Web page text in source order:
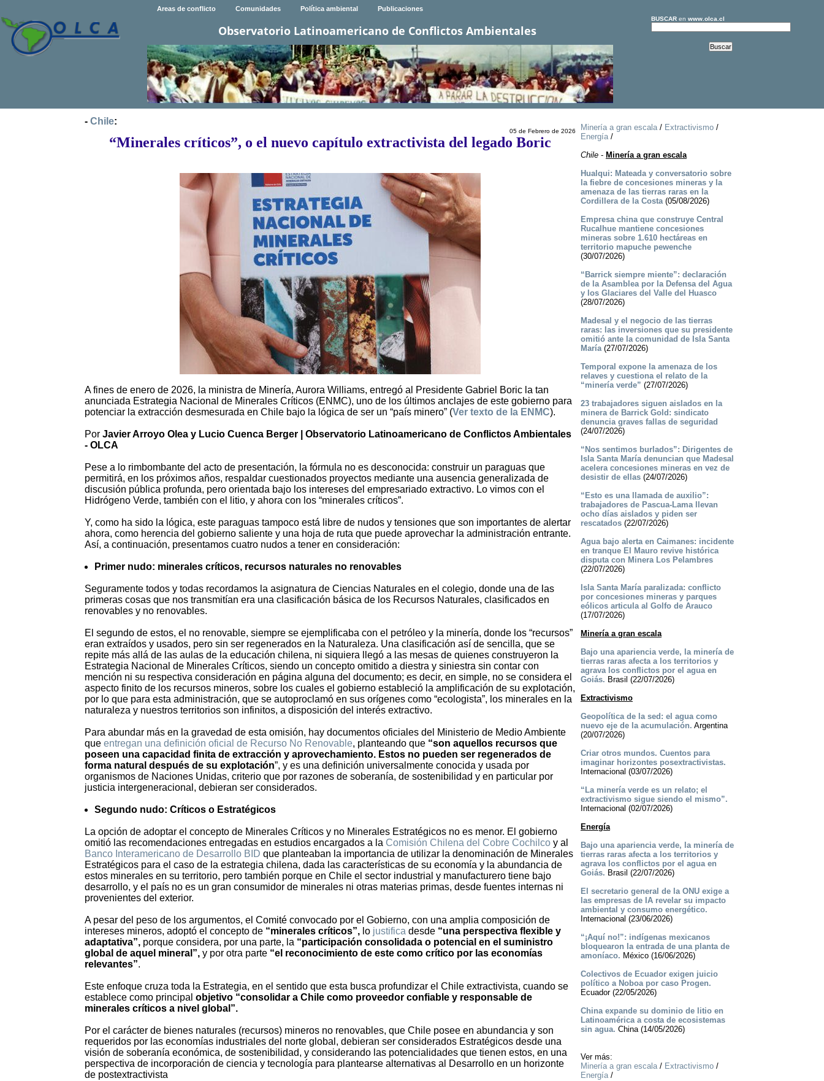
Areas de conflicto Comunidades Política ambiental Publicaciones
Observatorio Latinoamericano de Conflictos Ambientales
BUSCARen www.olca.cl
- Chile:
05 de Febrero de 2026
“Minerales críticos”, o el nuevo capítulo extractivista del legado Boric
A fines de enero de 2026, la ministra de Minería, Aurora Williams, entregó al Presidente Gabriel Boric la tan
anunciada Estrategia Nacional de Minerales Críticos (ENMC), uno de los últimos anclajes de este gobierno para
potenciar la extracción desmesurada en Chile bajo la lógica de ser un “país minero” (Ver texto de la ENMC).
Por Javier Arroyo Olea y Lucio Cuenca Berger | Observatorio Latinoamericano de Conflictos Ambientales
- OLCA
Pese a lo rimbombante del acto de presentación, la fórmula no es desconocida: construir un paraguas que
permitirá, en los próximos años, respaldar cuestionados proyectos mediante una ausencia generalizada de
discusión pública profunda, pero orientada bajo los intereses del empresariado extractivo. Lo vimos con el
Hidrógeno Verde, también con el litio, y ahora con los “minerales críticos”.
Y, como ha sido la lógica, este paraguas tampoco está libre de nudos y tensiones que son importantes de alertar
ahora, como herencia del gobierno saliente y una hoja de ruta que puede aprovechar la administración entrante.
Así, a continuación, presentamos cuatro nudos a tener en consideración:
Primer nudo: minerales críticos, recursos naturales no renovables
Seguramente todos y todas recordamos la asignatura de Ciencias Naturales en el colegio, donde una de las
primeras cosas que nos transmitían era una clasificación básica de los Recursos Naturales, clasificados en
renovables y no renovables.
El segundo de estos, el no renovable, siempre se ejemplificaba con el petróleo y la minería, donde los “recursos”
eran extraídos y usados, pero sin ser regenerados en la Naturaleza. Una clasificación así de sencilla, que se
repite más allá de las aulas de la educación chilena, ni siquiera llegó a las mesas de quienes construyeron la
Estrategia Nacional de Minerales Críticos, siendo un concepto omitido a diestra y siniestra sin contar con
mención ni su respectiva consideración en página alguna del documento; es decir, en simple, no se considera el
aspecto finito de los recursos mineros, sobre los cuales el gobierno estableció la amplificación de su explotación,
por lo que para esta administración, que se autoproclamó en sus orígenes como “ecologista”, los minerales en la
naturaleza y nuestros territorios son infinitos, a disposición del interés extractivo.
Para abundar más en la gravedad de esta omisión, hay documentos oficiales del Ministerio de Medio Ambiente
que entregan una definición oficial de Recurso No Renovable, planteando que “son aquellos recursos que
poseen una capacidad finita de extracción y aprovechamiento. Estos no pueden ser regenerados de
forma natural después de su explotación”, y es una definición universalmente conocida y usada por
organismos de Naciones Unidas, criterio que por razones de soberanía, de sostenibilidad y en particular por
justicia intergeneracional, debieran ser considerados.
Segundo nudo: Críticos o Estratégicos
La opción de adoptar el concepto de Minerales Críticos y no Minerales Estratégicos no es menor. El gobierno
omitió las recomendaciones entregadas en estudios encargados a la Comisión Chilena del Cobre Cochilco y al
Banco Interamericano de Desarrollo BID que planteaban la importancia de utilizar la denominación de Minerales
Estratégicos para el caso de la estrategia chilena, dada las características de su economía y la abundancia de
estos minerales en su territorio, pero también porque en Chile el sector industrial y manufacturero tiene bajo
desarrollo, y el país no es un gran consumidor de minerales ni otras materias primas, desde fuentes internas ni
provenientes del exterior.
A pesar del peso de los argumentos, el Comité convocado por el Gobierno, con una amplia composición de
intereses mineros, adoptó el concepto de “minerales críticos”, lo justifica desde “una perspectiva flexible y
adaptativa”, porque considera, por una parte, la “participación consolidada o potencial en el suministro
global de aquel mineral”, y por otra parte “el reconocimiento de este como crítico por las economías
relevantes”.
Este enfoque cruza toda la Estrategia, en el sentido que esta busca profundizar el Chile extractivista, cuando se
establece como principal objetivo “consolidar a Chile como proveedor confiable y responsable de
minerales críticos a nivel global”.
Por el carácter de bienes naturales (recursos) mineros no renovables, que Chile posee en abundancia y son
requeridos por las economías industriales del norte global, debieran ser considerados Estratégicos desde una
visión de soberanía económica, de sostenibilidad, y considerando las potencialidades que tienen estos, en una
perspectiva de incorporación de ciencia y tecnología para plantearse alternativas al Desarrollo en un horizonte
de postextractivista
Minería a gran escala/ Extractivismo/
Energía/
Chile- Minería a gran escala
Hualqui: Mateada y conversatorio sobre
la fiebre de concesiones mineras y la
amenaza de las tierras raras en la
Cordillera de la Costa(05/08/2026)
Empresa china que construye Central
Rucalhue mantiene concesiones
mineras sobre 1.610 hectáreas en
territorio mapuche pewenche
(30/07/2026)
“Barrick siempre miente”: declaración
de la Asamblea por la Defensa del Agua
y los Glaciares del Valle del Huasco
(28/07/2026)
Madesal y el negocio de las tierras
raras: las inversiones que su presidente
omitió ante la comunidad de Isla Santa
María(27/07/2026)
Temporal expone la amenaza de los
relaves y cuestiona el relato de la
“minería verde” (27/07/2026)
23 trabajadores siguen aislados en la
minera de Barrick Gold: sindicato
denuncia graves fallas de seguridad
(24/07/2026)
“Nos sentimos burlados”: Dirigentes de
Isla Santa María denuncian que Madesal
acelera concesiones mineras en vez de
desistir de ellas(24/07/2026)
“Esto es una llamada de auxilio”:
trabajadores de Pascua-Lama llevan
ocho días aislados y piden ser
rescatados(22/07/2026)
Agua bajo alerta en Caimanes: incidente
en tranque El Mauro revive histórica
disputa con Minera Los Pelambres
(22/07/2026)
Isla Santa María paralizada: conflicto
por concesiones mineras y parques
eólicos articula al Golfo de Arauco
(17/07/2026)
Minería a gran escala
Bajo una apariencia verde, la minería de
tierras raras afecta a los territorios y
agrava los conflictos por el agua en
Goiás. Brasil (22/07/2026)
Extractivismo
Geopolítica de la sed: el agua como
nuevo eje de la acumulación. Argentina
(20/07/2026)
Criar otros mundos. Cuentos para
imaginar horizontes posextractivistas.
Internacional (03/07/2026)
“La minería verde es un relato; el
extractivismo sigue siendo el mismo”.
Internacional (02/07/2026)
Energía
Bajo una apariencia verde, la minería de
tierras raras afecta a los territorios y
agrava los conflictos por el agua en
Goiás. Brasil (22/07/2026)
El secretario general de la ONU exige a
las empresas de IA revelar su impacto
ambiental y consumo energético.
Internacional (23/06/2026)
“¡Aquí no!”: indígenas mexicanos
bloquearon la entrada de una planta de
amoníaco. México (16/06/2026)
Colectivos de Ecuador exigen juicio
político a Noboa por caso Progen.
Ecuador (22/05/2026)
China expande su dominio de litio en
Latinoamérica a costa de ecosistemas
sin agua. China (14/05/2026)
Ver más:
Minería a gran escala/ Extractivismo/
Energía/